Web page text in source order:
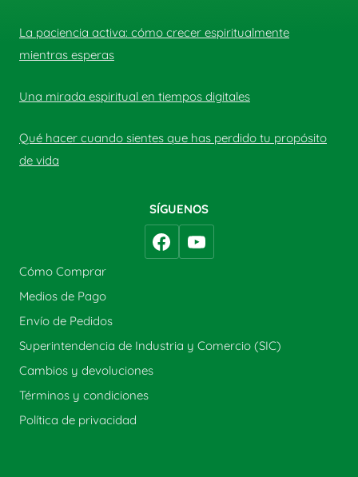
La paciencia activa: cómo crecer espiritualmente
mientras esperas
Una mirada espiritual en tiempos digitales
Qué hacer cuando sientes que has perdido tu propósito
de vida
SÍGUENOS
Cómo Comprar
Medios de Pago
Envío de Pedidos
Superintendencia de Industria y Comercio (SIC)
Cambios y devoluciones
Términos y condiciones
Política de privacidad